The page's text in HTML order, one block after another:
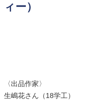
ィー）
〈出品作家〉
生嶋花さん（18学工）